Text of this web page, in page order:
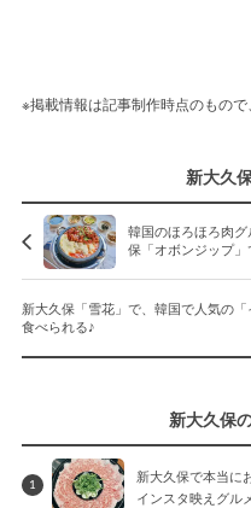
※掲載情報は記事制作時点のもので
新大久
韓国のほろほろ肉グ
保「オボンジップ」
新大久保「雪花」で、韓国で人気の
食べられる♪
新大久保
1
新大久保で本当に
インスタ映えグル